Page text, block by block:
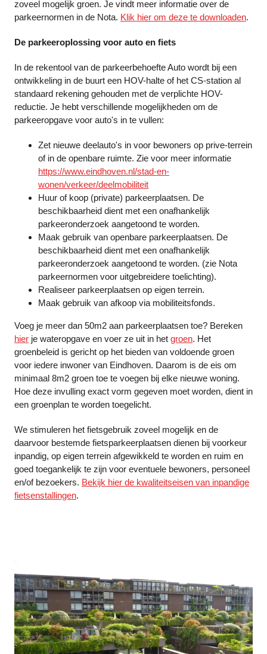
zoveel mogelijk groen. Je vindt meer informatie over de
parkeernormen in de Nota. Klik hier om deze te downloaden.
De parkeeroplossing voor auto en fiets
In de rekentool van de parkeerbehoefte Auto wordt bij een
ontwikkeling in de buurt een HOV-halte of het CS-station al
standaard rekening gehouden met de verplichte HOV-
reductie. Je hebt verschillende mogelijkheden om de
parkeeropgave voor auto's in te vullen:
Zet nieuwe deelauto's in voor bewoners op prive-terrein
of in de openbare ruimte. Zie voor meer informatie
https://www.eindhoven.nl/stad-en-
wonen/verkeer/deelmobiliteit
Huur of koop (private) parkeerplaatsen. De
beschikbaarheid dient met een onafhankelijk
parkeeronderzoek aangetoond te worden.
Maak gebruik van openbare parkeerplaatsen. De
beschikbaarheid dient met een onafhankelijk
parkeeronderzoek aangetoond te worden. (zie Nota
parkeernormen voor uitgebreidere toelichting).
Realiseer parkeerplaatsen op eigen terrein.
Maak gebruik van afkoop via mobiliteitsfonds.
Voeg je meer dan 50m2 aan parkeerplaatsen toe? Bereken
hier je wateropgave en voer ze uit in het groen. Het
groenbeleid is gericht op het bieden van voldoende groen
voor iedere inwoner van Eindhoven. Daarom is de eis om
minimaal 8m2 groen toe te voegen bij elke nieuwe woning.
Hoe deze invulling exact vorm gegeven moet worden, dient in
een groenplan te worden toegelicht.
We stimuleren het fietsgebruik zoveel mogelijk en de
daarvoor bestemde fietsparkeerplaatsen dienen bij voorkeur
inpandig, op eigen terrein afgewikkeld te worden en ruim en
goed toegankelijk te zijn voor eventuele bewoners, personeel
en/of bezoekers. Bekijk hier de kwaliteitseisen van inpandige
fietsenstallingen.